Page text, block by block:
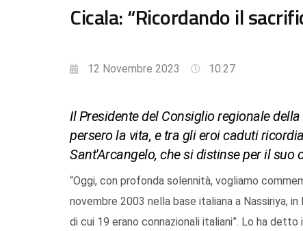
Cicala: “Ricordando il
12 Novembre 2023 10:27
Il Presidente del Consiglio regionale
persero la vita, e tra gli eroi caduti
Sant'Arcangelo, che si distinse per il suo
“Oggi, con profonda solennità, vogliamo
novembre 2003 nella base italiana a Nassiriya,
di cui 19 erano connazionali italiani”. Lo ha